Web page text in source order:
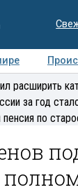
Медиацентр
расширить
за год
по